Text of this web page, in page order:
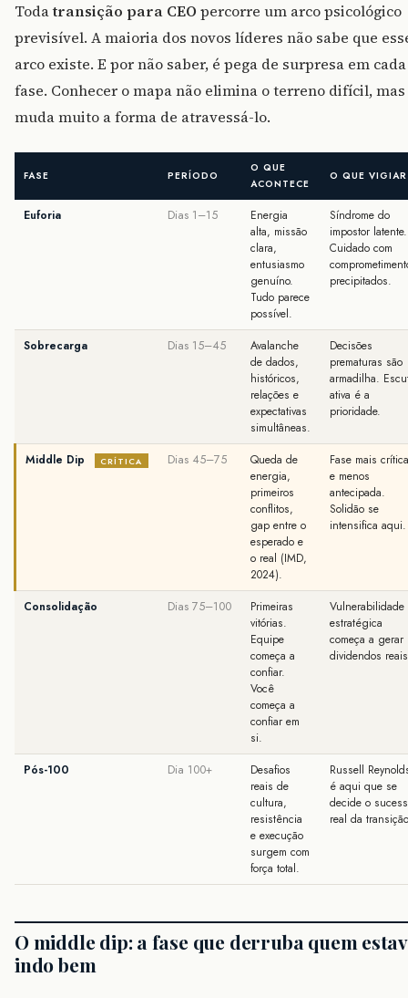
Todatransição para CEO percorre um arco psicológico
previsível. A maioria dos novos líderes não sabe que
arco existe. E por não saber, é pega de surpresa em cada
fase. Conhecer o mapa não elimina o terreno difícil, mas
muda muito a forma de atravessá-lo.
FASE PERÍODO
O QUE
ACONTECE
O QUE VIGIAR
Euforia Dias 1–15
Energia
alta, missão
clara,
entusiasmo
genuíno.
Tudo parece
possível.
Síndrome do
impostor latente.
Cuidado com
precipitados.
Sobrecarga Dias 15–45
Avalanche
de dados,
históricos,
relações e
expectativas
simultâneas.
Decisões
prematuras são
armadilha.
ativa é a
prioridade.
Middle Dip CRÍTICA Dias 45–75
Queda de
energia,
primeiros
conflitos,
gap entre o
esperado e
o real (IMD,
2024).
Fase mais
e menos
antecipada.
Solidão se
intensifica aqui.
Consolidação Dias 75–100
Primeiras
vitórias.
Equipe
começa a
confiar.
Você
começa a
confiar em
si.
Vulnerabilidade
estratégica
começa a gerar
dividendos
Pós-100 Dia 100+
Desafios
reais de
cultura,
resistência
e execução
surgem com
força total.
Russell
é aqui que se
decide o
real da
O middle dip: a fase que derruba quem
indo bem